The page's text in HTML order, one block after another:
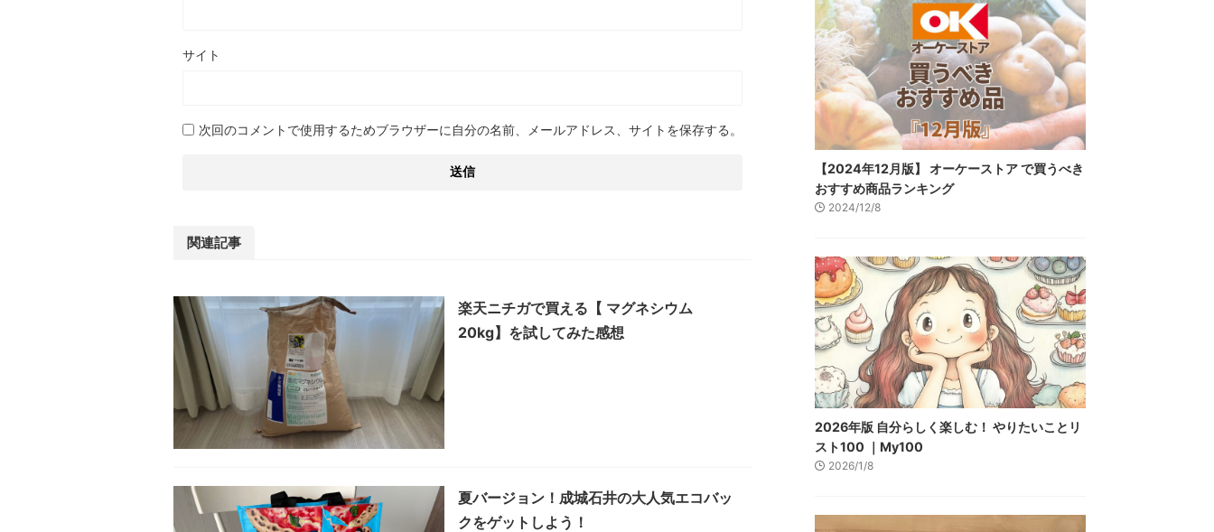
サイト
次回のコメントで使用するためブラウザーに自分の名前、メールアドレス、サイトを保存する。
関連記事
楽天ニチガで買える【 マグネシウム
20kg】を試してみた感想
夏バージョン！成城石井の大人気エコバッ
クをゲットしよう！
【2024年12月版】 オーケーストア で買うべき
おすすめ商品ランキング
2024/12/8
2026年版 自分らしく楽しむ！ やりたいことリ
スト100 ｜My100
2026/1/8